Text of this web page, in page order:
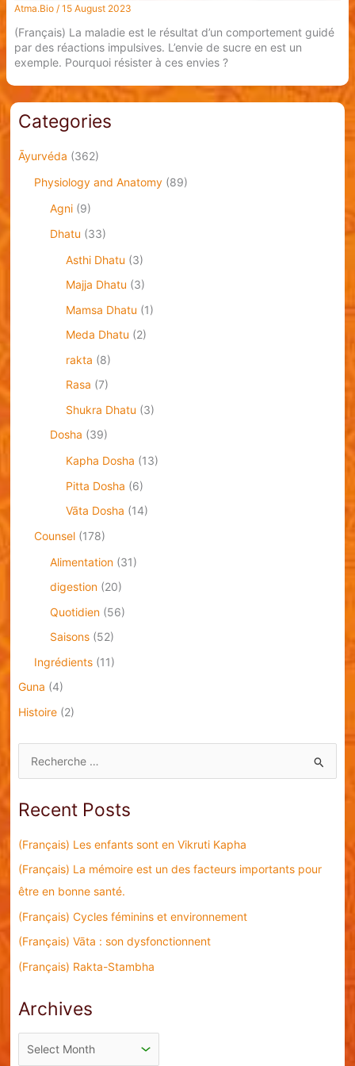
Atma.Bio / 15 August 2023
(Français) La maladie est le résultat d’un comportement guidé
par des réactions impulsives. L’envie de sucre en est un
exemple. Pourquoi résister à ces envies ?
Categories
Āyurvéda (362)
Physiology and Anatomy(89)
Agni(9)
Dhatu (33)
Asthi Dhatu (3)
Majja Dhatu (3)
Mamsa Dhatu (1)
Meda Dhatu (2)
rakta (8)
Rasa (7)
Shukra Dhatu (3)
Dosha (39)
Kapha Dosha (13)
Pitta Dosha (6)
Vāta Dosha (14)
Counsel(178)
Alimentation(31)
digestion(20)
Quotidien(56)
Saisons(52)
Ingrédients(11)
Guna (4)
Histoire(2)
e
r
c
h
f
o
Recent Posts
(Français) Les enfants sont en Vikruti Kapha
(Français) La mémoire est un des facteurs importants pour
être en bonne santé.
(Français) Cycles féminins et environnement
(Français) Vāta : son dysfonctionnent
(Français) Rakta-Stambha
Archives